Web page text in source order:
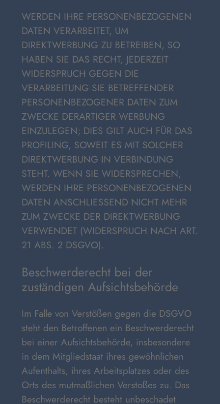
WERDEN IHRE PERSONENBEZOGENEN
DATEN VERARBEITET, UM
DIREKTWERBUNG ZU BETREIBEN, SO
HABEN SIE DAS RECHT, JEDERZEIT
WIDERSPRUCH GEGEN DIE
VERARBEITUNG SIE BETREFFENDER
PERSONENBEZOGENER DATEN ZUM
ZWECKE DERARTIGER WERBUNG
EINZULEGEN; DIES GILT AUCH FÜR DAS
PROFILING, SOWEIT ES MIT SOLCHER
DIREKTWERBUNG IN VERBINDUNG
STEHT. WENN SIE WIDERSPRECHEN,
WERDEN IHRE PERSONENBEZOGENEN
DATEN ANSCHLIESSEND NICHT MEHR
ZUM ZWECKE DER DIREKTWERBUNG
VERWENDET (WIDERSPRUCH NACH ART.
21 ABS. 2 DSGVO).
Beschwerde­recht bei der
zuständigen Aufsichts­behörde
Im Falle von Verstößen gegen die DSGVO
steht den Betroffenen ein Beschwerderecht
bei einer Aufsichtsbehörde, insbesondere
in dem Mitgliedstaat ihres gewöhnlichen
Aufenthalts, ihres Arbeitsplatzes oder des
Orts des mutmaßlichen Verstoßes zu. Das
Beschwerderecht besteht unbeschadet